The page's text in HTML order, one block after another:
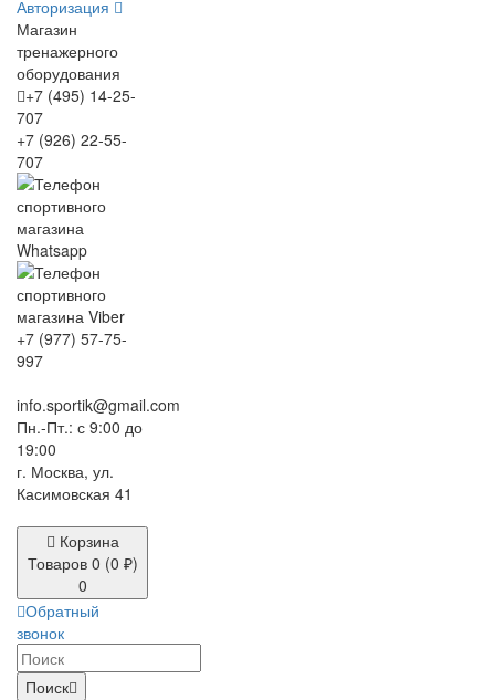
Авторизация
Магазин
тренажерного
оборудования
+7 (495) 14-25-
707
+7 (926) 22-55-
707
+7 (977) 57-75-
997
info.sportik@gmail.com
Пн.-Пт.: с 9:00 до
19:00
г. Москва, ул.
Касимовская 41
Корзина
Товаров 0 (0 ₽)
0
Обратный
звонок
Поиск